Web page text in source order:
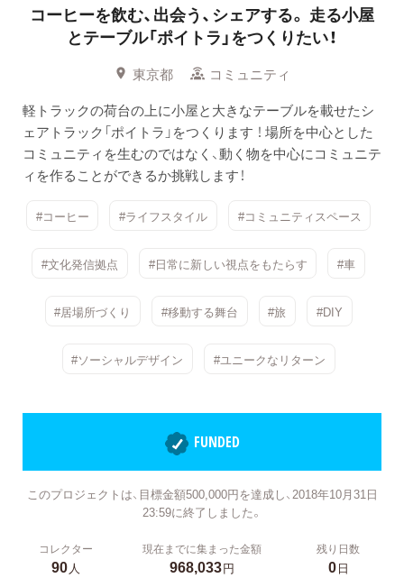
コーヒーを飲む、出会う、シェアする。 走る小屋
とテーブル「ポイトラ」をつくりたい！
東京都
コミュニティ
軽トラックの荷台の上に小屋と大きなテーブルを載せたシ
ェアトラック「ポイトラ」をつくります ！ 場所を中心とした
コミュニティを生むのではなく、動く物を中心にコミュニテ
ィを作ることができるか挑戦します！
#コーヒー #ライフスタイル #コミュニティスペース
#文化発信拠点 #日常に新しい視点をもたらす #車
#居場所づくり #移動する舞台 #旅 #DIY
#ソーシャルデザイン #ユニークなリターン
FUNDED
このプロジェクトは、目標金額500,000円を達成し、2018年10月31日
23:59に終了しました。
コレクター
90人
現在までに集まった金額
968,033円
残り日数
0日